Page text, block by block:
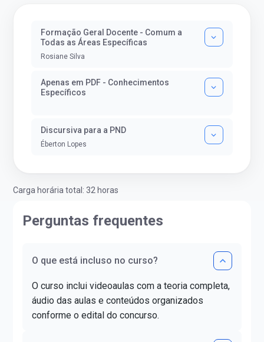
Formação Geral Docente - Comum a
Todas as Áreas Específicas
Rosiane Silva
Apenas em PDF - Conhecimentos
Específicos
Discursiva para a PND
Éberton Lopes
Carga horária total: 32 horas
Perguntas frequentes
O que está incluso no curso?
O curso inclui videoaulas com a teoria completa,
áudio das aulas e conteúdos organizados
conforme o edital do concurso.